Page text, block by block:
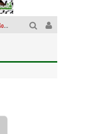
Yankees, Go home !
La révolution ou rien